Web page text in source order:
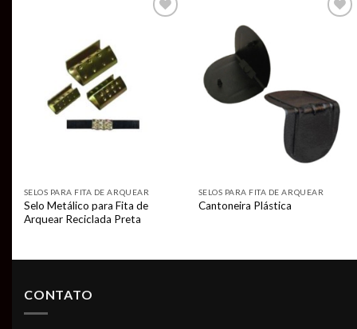
SELOS PARA FITA DE ARQUEAR
Selo Metálico para Fita de
Arquear Reciclada Preta
SELOS PARA FITA DE ARQUEAR
Cantoneira Plástica
CONTATO